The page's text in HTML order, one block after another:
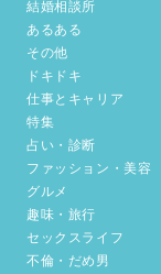
結婚相談所
あるある
その他
ドキドキ
仕事とキャリア
特集
占い・診断
ファッション・美容
グルメ
趣味・旅行
セックスライフ
不倫・だめ男